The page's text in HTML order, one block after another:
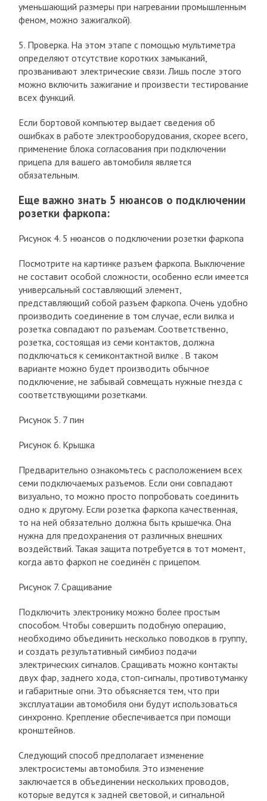
уменьшающий размеры при нагревании промышленным
феном, можно зажигалкой).
5. Проверка. На этом этапе с помощью мультиметра
определяют отсутствие коротких замыканий,
прозванивают электрические связи. Лишь после этого
можно включить зажигание и произвести тестирование
всех функций.
Если бортовой компьютер выдает сведения об
ошибках в работе электрооборудования, скорее всего,
применение блока согласования при подключении
прицепа для вашего автомобиля является
обязательным.
Еще важно знать 5 нюансов о подключении
розетки фаркопа:
Рисунок 4. 5 нюансов о подключении розетки фаркопа
Посмотрите на картинке разъем фаркопа. Выключение
не составит особой сложности, особенно если имеется
универсальный составляющий элемент,
представляющий собой разъем фаркопа. Очень удобно
производить соединение в том случае, если вилка и
розетка совпадают по разъемам. Соответственно,
розетка, состоящая из семи контактов, должна
подключаться к семиконтактной вилке . В таком
варианте можно будет производить обычное
подключение, не забывай совмещать нужные гнезда с
соответствующими розетками.
Рисунок 5. 7 пин
Рисунок 6. Крышка
Предварительно ознакомьтесь с расположением всех
семи подключаемых разъемов. Если они совпадают
визуально, то можно просто попробовать соединить
одно к другому. Если розетка фаркопа качественная,
то на ней обязательно должна быть крышечка. Она
нужна для предохранения от различных внешних
воздействий. Такая защита потребуется в тот момент,
когда авто фаркоп не соединён с прицепом.
Рисунок 7. Сращивание
Подключить электронику можно более простым
способом. Чтобы совершить подобную операцию,
необходимо объединить несколько поводков в группу,
и создать результативный симбиоз подачи
электрических сигналов. Сращивать можно контакты
двух фар, заднего хода, стоп-сигналы, противотуманку
и габаритные огни. Это объясняется тем, что при
эксплуатации автомобиля они будут использоваться
синхронно. Крепление обеспечивается при помощи
кронштейнов.
Следующий способ предполагает изменение
электросистемы автомобиля. Это изменение
заключается в объединении нескольких проводов,
которые ведутся к задней световой, и сигнальной